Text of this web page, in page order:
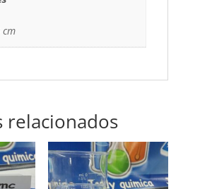
relacionados